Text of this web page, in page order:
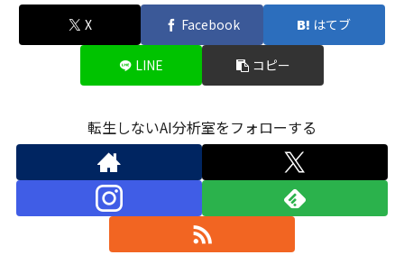
X Facebook はてブ
LINE コピー
転生しないAI分析室をフォローする